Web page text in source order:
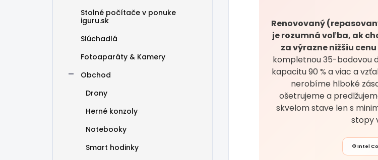
Stolné počítače v ponuke
iguru.sk
Slúchadlá
Fotoaparáty & Kamery
Obchod
Drony
Herné konzoly
Notebooky
Smart hodinky
Renovovaný
je rozumná voľba, ak
za výrazne nižšiu
kompletnou 35-bodovou
kapacitu 90 % a viac a
nerobíme hlboké
ošetrujeme a
skvelom stave len s
stopy
⚙️ Intel